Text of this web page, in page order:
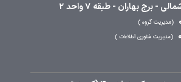
- برج بهاران - طبقه 7 واحد 2
مدیریت گروه
مدیریت فناوری اطلاعات